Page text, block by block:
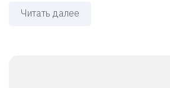
Читать далее